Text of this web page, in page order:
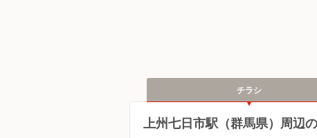
チラシ
上州七日市駅（群馬県）周辺